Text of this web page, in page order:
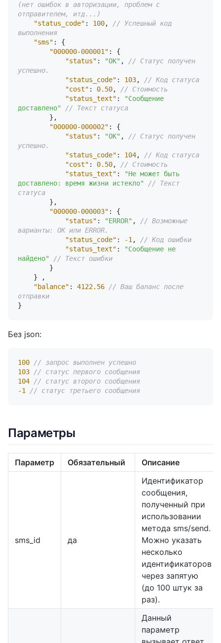
(нет ошибок в авторизации, проблем с
отправителем, итд...)
"status_code" : 100,
// Успешный код
выполнения
"sms" :
{
"000000-000001" :
{
"status" : "OK" ,
// Статус получен
успешно.
"status_code" : 103,
// Код статуса
"cost" : 0.50,
// Стоимость
"status_text" :
"Сообщение
доставлено"
// Текст статуса
} ,
"000000-000002" :
{
"status" : "OK" ,
// Статус получен
успешно.
"status_code" : 104,
// Код статуса
"cost" : 0.50,
// Стоимость
"status_text" :
"Не может быть
доставлено: время жизни истекло"
// Текст
статуса
} ,
"000000-000003" :
{
"status" : "ERROR" ,
// Возможные
варианты: OK или ERROR.
"status_code" : -1 ,
// Код ошибки
"status_text" :
"Сообщение не
найдено"
// Текст ошибки
}
}
,
"balance" : 4122.56
// Ваш баланс после
отправки
}
Без json:
100
// запрос выполнен успешно
103
// статус первого сообщения
104
// статус второго сообщения
-1
// статус третьего сообщения
Параметры
Параметр Обязательный Описание
sms_id да
Идентификатор
сообщения,
полученный при
использовании
метода sms/send.
Можно указать
несколько
идентификаторов
через запятую
(до 100 штук за
раз).
Данный
параметр